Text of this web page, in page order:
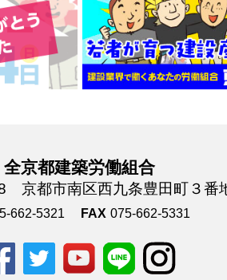
全京都建築労働組合
京都市南区西九条豊田町３番
662-5321 FAX 075-662-5331